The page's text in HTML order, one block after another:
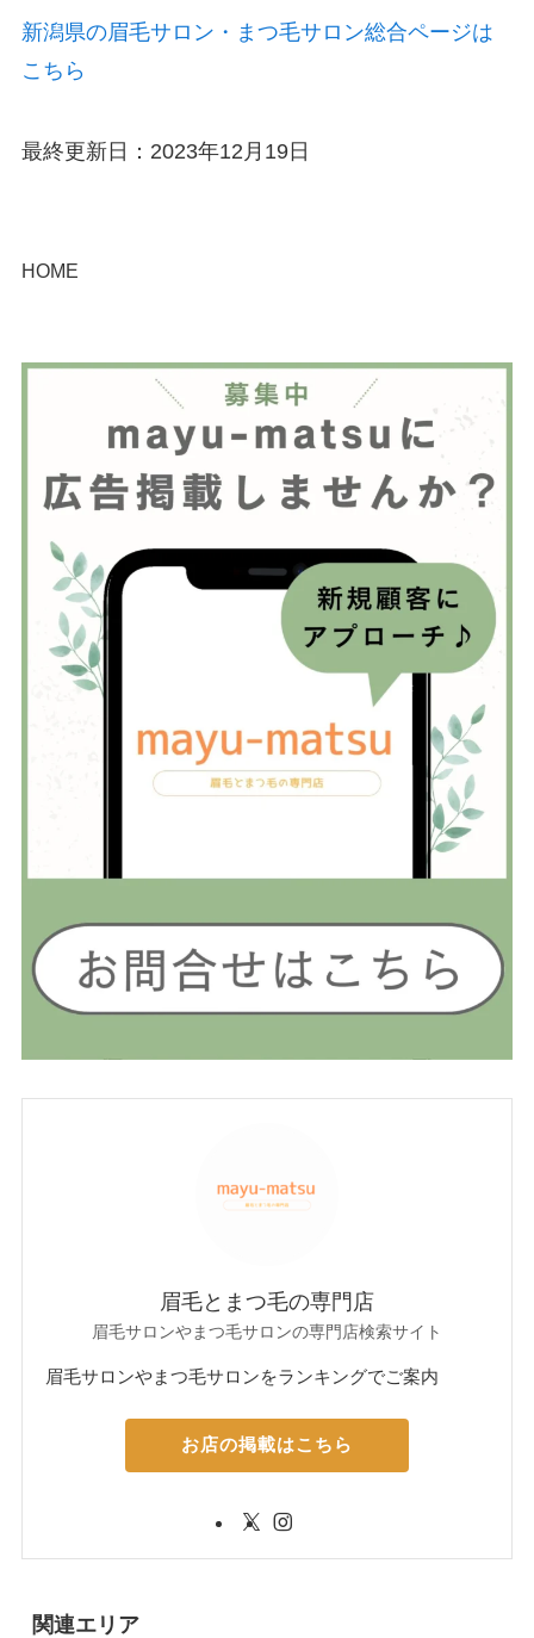
新潟県の眉毛サロン・まつ毛サロン総合ページは
こちら
最終更新日：2023年12月19日
HOME
眉毛とまつ毛の専門店
眉毛サロンやまつ毛サロンの専門店検索サイト
眉毛サロンやまつ毛サロンをランキングでご案内
お店の掲載はこちら
関連エリア